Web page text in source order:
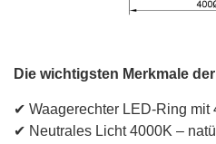
Die wichtigsten Merkmale
✔ Waagerechter LED-Ring mit
✔ Neutrales Licht 4000K –